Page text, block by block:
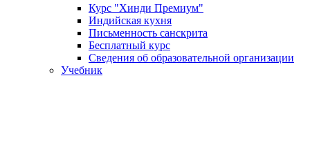
Курс "Хинди Премиум"
Индийская кухня
Письменность санскрита
Бесплатный курс
Сведения об образовательной организации
Учебник